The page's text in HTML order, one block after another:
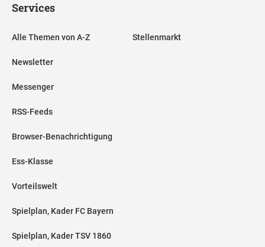
Services
Alle Themen von A-Z
Newsletter
Messenger
RSS-Feeds
Browser-Benachrichtigung
Ess-Klasse
Vorteilswelt
Spielplan, Kader FC Bayern
Spielplan, Kader TSV 1860
Stellenmarkt